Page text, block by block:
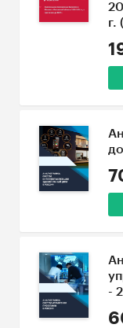
г.
-